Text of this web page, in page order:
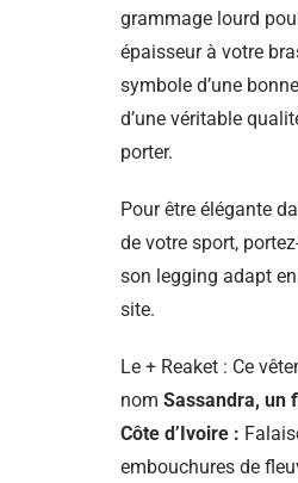
grammage lourd
épaisseur à votre
symbole d’une
d’une véritable
porter.
Pour être élégante
de votre sport,
son legging adapten
site.
Le + Reaket : Ce
nom Sassandra, un
Côte d’Ivoire :
embouchures de